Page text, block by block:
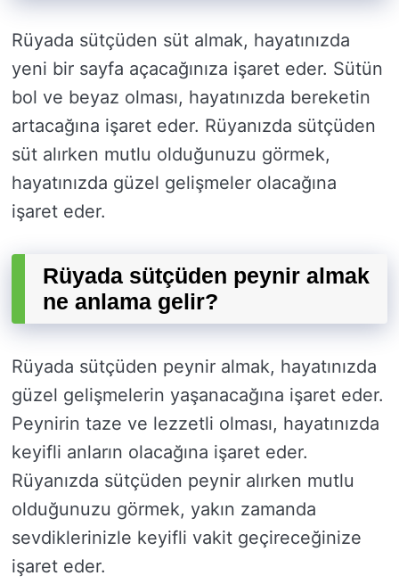
Rüyada sütçüden süt almak, hayatınızda
yeni bir sayfa açacağınıza işaret eder. Sütün
bol ve beyaz olması, hayatınızda bereketin
artacağına işaret eder. Rüyanızda sütçüden
süt alırken mutlu olduğunuzu görmek,
hayatınızda güzel gelişmeler olacağına
işaret eder.
Rüyada sütçüden peynir almak
ne anlama gelir?
Rüyada sütçüden peynir almak, hayatınızda
güzel gelişmelerin yaşanacağına işaret eder.
Peynirin taze ve lezzetli olması, hayatınızda
keyifli anların olacağına işaret eder.
Rüyanızda sütçüden peynir alırken mutlu
olduğunuzu görmek, yakın zamanda
sevdiklerinizle keyifli vakit geçireceğinize
işaret eder.